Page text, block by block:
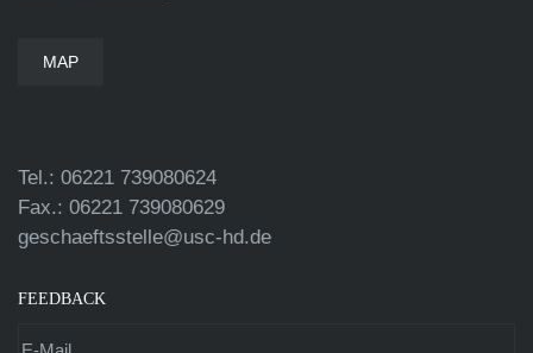
MAP
Tel.: 06221 739080624
Fax.: 06221 739080629
geschaeftsstelle@usc-hd.de
FEEDBACK